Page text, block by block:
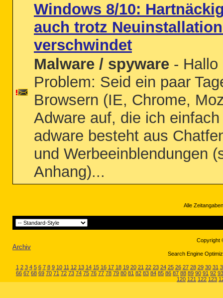
Windows 8/10:
auch trotz
verschwindet
Malware / spyware - Hallo
Problem: Seid ein paar
Browsern (IE, Chrome,
Adware auf, die ich
adware besteht aus
und Werbeeinblendungen
Anhang)...
Alle
Copyright
Archiv
Search Engine
1 2 3 4 5 6 7 8 9 10 11 12 13 14 15 16 17 18 19 20 21 22 23 24 25 26 27 28 29 30 31
66 67 68 69 70 71 72 73 74 75 76 77 78 79 80 81 82 83 84 85 86 87 88 89 90 91 92 93
120 121 122 123